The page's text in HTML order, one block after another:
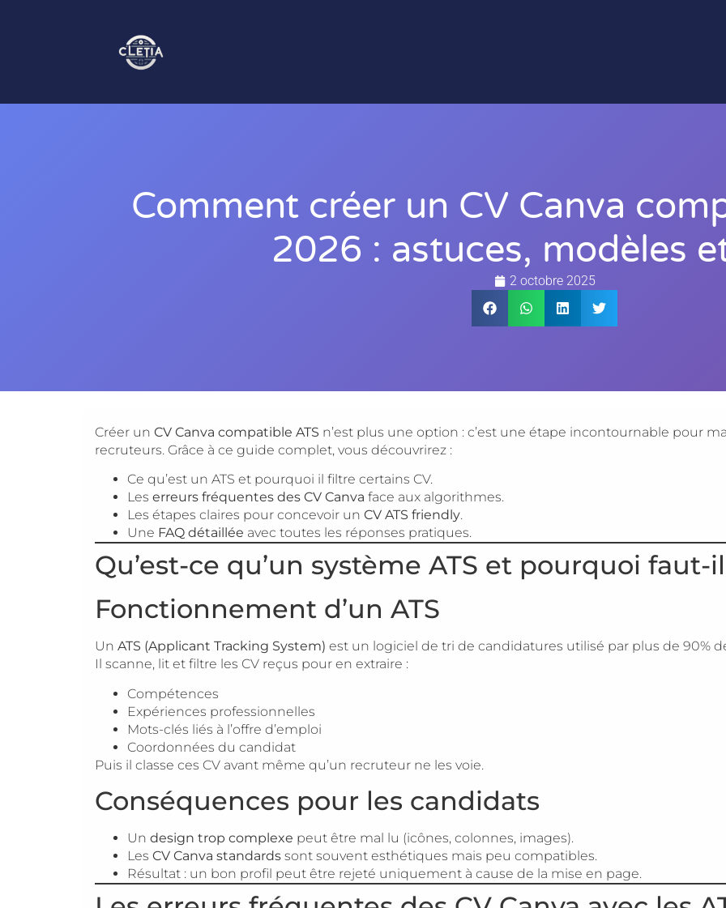
Comment créer un CV Canva
2026 : astuces, modèles
2 octobre 2025
Créer un CV Canva compatible ATS n’est plus une option : c’est une étape incontournable pour
recruteurs. Grâce à ce guide complet, vous découvrirez :
Ce qu’est un ATS et pourquoi il filtre certains CV.
Les erreurs fréquentes des CV Canva face aux algorithmes.
Les étapes claires pour concevoir un CV ATS friendly.
Une FAQ détaillée avec toutes les réponses pratiques.
Qu’est-ce qu’un système ATS et pourquoi faut-
Fonctionnement d’un ATS
Un ATS (Applicant Tracking System) est un logiciel de tri de candidatures utilisé par plus de 90%
Il scanne, lit et filtre les CV reçus pour en extraire :
Compétences
Expériences professionnelles
Mots-clés liés à l’offre d’emploi
Coordonnées du candidat
Puis il classe ces CV avant même qu’un recruteur ne les voie.
Conséquences pour les candidats
Un design trop complexe peut être mal lu (icônes, colonnes, images).
Les CV Canva standards sont souvent esthétiques mais peu compatibles.
Résultat : un bon profil peut être rejeté uniquement à cause de la mise en page.